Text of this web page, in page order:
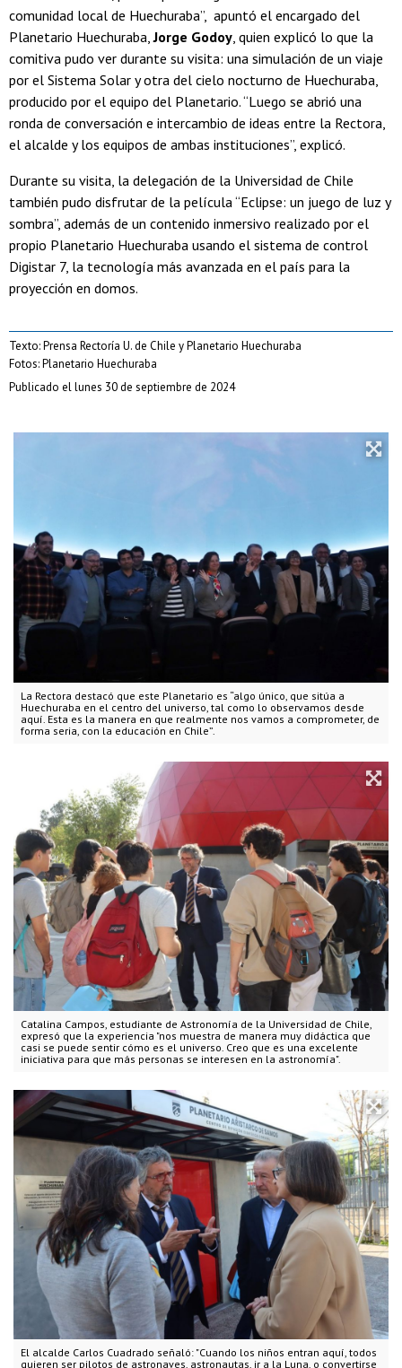
La Rectora destacó que este Planetario es “algo único, que sitúa a
Huechuraba en el centro del universo, tal como lo observamos desde
aquí. Esta es la manera en que realmente nos vamos a comprometer, de
forma seria, con la educación en Chile”.
Catalina Campos, estudiante de Astronomía de la Universidad de Chile,
expresó que la experiencia "nos muestra de manera muy didáctica que
casi se puede sentir cómo es el universo. Creo que es una excelente
iniciativa para que más personas se interesen en la astronomía".
El alcalde Carlos Cuadrado señaló: "Cuando los niños entran aquí, todos
quieren ser pilotos de astronaves, astronautas, ir a la Luna, o convertirse
comunidad local de Huechuraba”, apuntó el encargado del
Planetario Huechuraba,Jorge Godoy, quien explicó lo que la
comitiva pudo ver durante su visita: una simulación de un viaje
por el Sistema Solar y otra del cielo nocturno de Huechuraba,
producido por el equipo del Planetario. “Luego se abrió una
ronda de conversación e intercambio de ideas entre la Rectora,
el alcalde y los equipos de ambas instituciones”, explicó.
Durante su visita, la delegación de la Universidad de Chile
también pudo disfrutar de la película “Eclipse: un juego de luz y
sombra”, además de un contenido inmersivo realizado por el
propio Planetario Huechuraba usando el sistema de control
Digistar 7, la tecnología más avanzada en el país para la
proyección en domos.
Texto: Prensa Rectoría U. de Chile y Planetario Huechuraba
Fotos: Planetario Huechuraba
Publicado el lunes 30 de septiembre de 2024